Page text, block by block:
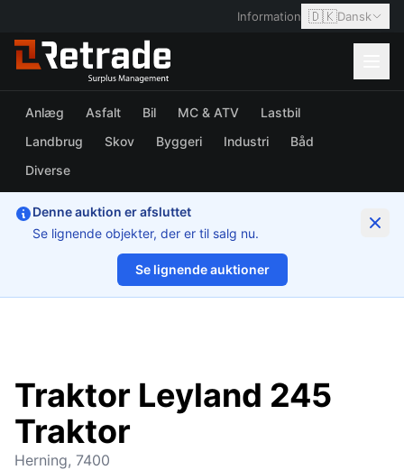
Information 🇩🇰Dansk
Anlæg Asfalt Bil MC & ATV
Lastbil
Landbrug
Skov Byggeri Industri
Båd
Diverse
Denne auktion er afsluttet
Se lignende objekter, der er til salg nu.
Se lignende auktioner
1/30
Traktor Leyland 245
Traktor
Herning, 7400